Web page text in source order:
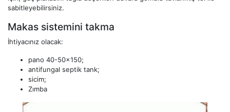
sabitleyebilirsiniz.
Makas sistemini takma
İhtiyacınız olacak:
pano 40-50x150;
antifungal septik tank;
sicim;
Zımba